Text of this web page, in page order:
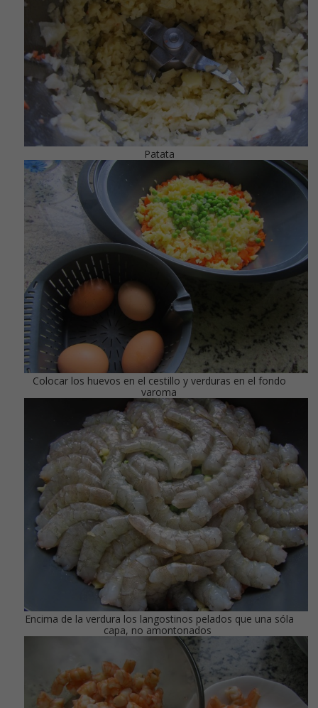
Patata
Colocar los huevos en el cestillo y verduras en el fondo
varoma
Encima de la verdura los langostinos pelados que una sóla
capa, no amontonados